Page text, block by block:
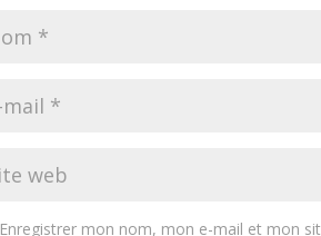
Enregistrer mon nom, mon e-mail et mon